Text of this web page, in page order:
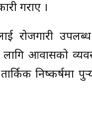
गराए ।
रोजगारी
लागि आवासको
निष्कर्षमा